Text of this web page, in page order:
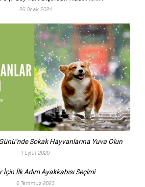
26 Ocak 2024
Sokak Hayvanlarına Yuva Olun
1 Eylül 2020
İçin İlk Adım Ayakkabısı Seçimi
6 Temmuz 2023